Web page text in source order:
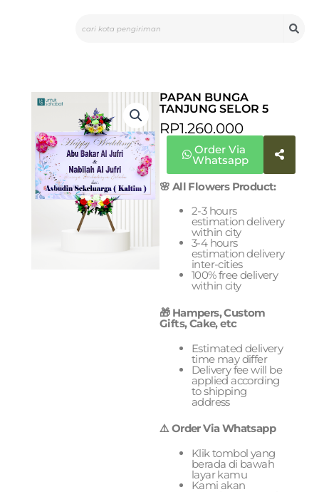
PAPAN BUNGA
TANJUNG SELOR 5
RP1.260.000
Order Via
Whatsapp
🌸 All Flowers Product:
2-3 hours
estimation delivery
within city
3-4 hours
estimation delivery
inter-cities
100% free delivery
within city
🎁 Hampers, Custom
Gifts, Cake, etc
Estimated delivery
time may differ
Delivery fee will be
applied according
to shipping
address
⚠️ Order Via Whatsapp
Klik tombol yang
berada di bawah
layar kamu
Kami akan